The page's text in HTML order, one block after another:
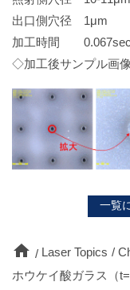
出口側穴径 1μm
加工時間
◇加工後サンプル画像
一覧
home Laser Topics
ホウケイ酸ガラス（